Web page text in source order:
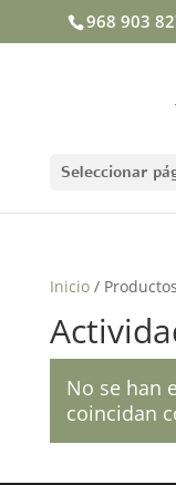
968 903
Seleccionar
Inicio/
No se han
coincidan